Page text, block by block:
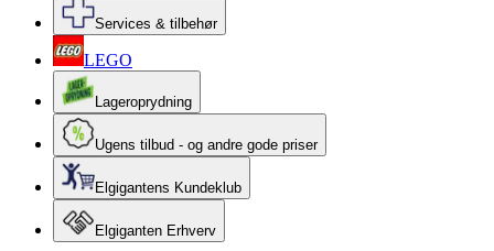
Services & tilbehør
LEGO
Lageroprydning
Ugens tilbud - og andre gode priser
Elgigantens Kundeklub
Elgiganten Erhverv